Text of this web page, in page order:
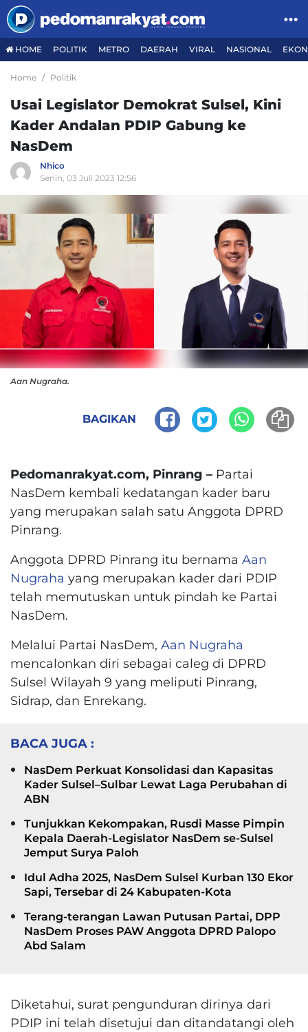
HOME POLITIK METRO DAERAH VIRAL NASIONAL
Home Politik
Usai Legislator Demokrat Sulsel, Kini
Kader Andalan PDIP Gabung ke
NasDem
Nhico
Senin, 03 Juli 2023 12:56
Aan Nugraha.
BAGIKAN
Pedomanrakyat.com, Pinrang – Partai
NasDem kembali kedatangan kader baru
yang merupakan salah satu Anggota DPRD
Pinrang.
Anggota DPRD Pinrang itu bernama Aan
Nugraha yang merupakan kader dari PDIP
telah memutuskan untuk pindah ke Partai
NasDem.
Melalui Partai NasDem, Aan Nugraha
mencalonkan diri sebagai caleg di DPRD
Sulsel Wilayah 9 yang meliputi Pinrang,
Sidrap, dan Enrekang.
BACA JUGA :
NasDem Perkuat Konsolidasi dan Kapasitas
Kader Sulsel–Sulbar Lewat Laga Perubahan di
ABN
Tunjukkan Kekompakan, Rusdi Masse Pimpin
Kepala Daerah-Legislator NasDem se-Sulsel
Jemput Surya Paloh
Idul Adha 2025, NasDem Sulsel Kurban 130 Ekor
Sapi, Tersebar di 24 Kabupaten-Kota
Terang-terangan Lawan Putusan Partai, DPP
NasDem Proses PAW Anggota DPRD Palopo
Abd Salam
Diketahui, surat pengunduran dirinya dari
PDIP ini telah disetujui dan ditandatangi oleh